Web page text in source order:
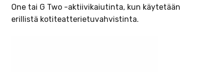
One tai G Two -aktiivikaiutinta, kun käytetään
erillistä kotiteatterietuvahvistinta.